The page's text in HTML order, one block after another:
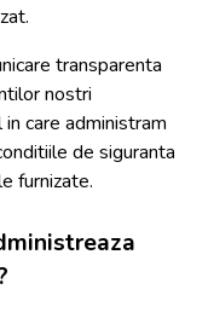
transparenta
nostri
care administram
de siguranta
furnizate.